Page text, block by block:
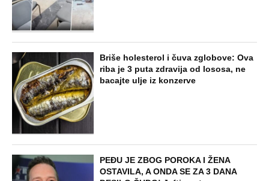
Briše holesterol i čuva zglobove: Ova
riba je 3 puta zdravija od lososa, ne
bacajte ulje iz konzerve
PEĐU JE ZBOG POROKA I ŽENA
OSTAVILA, A ONDA SE ZA 3 DANA